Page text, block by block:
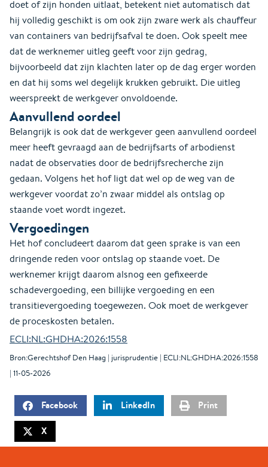
doet of zijn honden uitlaat, betekent niet automatisch dat
hij volledig geschikt is om ook zijn zware werk als chauffeur
van containers van bedrijfsafval te doen. Ook speelt mee
dat de werknemer uitleg geeft voor zijn gedrag,
bijvoorbeeld dat zijn klachten later op de dag erger worden
en dat hij soms wel degelijk krukken gebruikt. Die uitleg
weerspreekt de werkgever onvoldoende.
Aanvullend oordeel
Belangrijk is ook dat de werkgever geen aanvullend oordeel
meer heeft gevraagd aan de bedrijfsarts of arbodienst
nadat de observaties door de bedrijfsrecherche zijn
gedaan. Volgens het hof ligt dat wel op de weg van de
werkgever voordat zo’n zwaar middel als ontslag op
staande voet wordt ingezet.
Vergoedingen
Het hof concludeert daarom dat geen sprake is van een
dringende reden voor ontslag op staande voet. De
werknemer krijgt daarom alsnog een gefixeerde
schadevergoeding, een billijke vergoeding en een
transitievergoeding toegewezen. Ook moet de werkgever
de proceskosten betalen.
ECLI:NL:GHDHA:2026:1558
Bron:Gerechtshof Den Haag | jurisprudentie | ECLI:NL:GHDHA:2026:1558
| 11-05-2026
Facebook LinkedIn Print
X